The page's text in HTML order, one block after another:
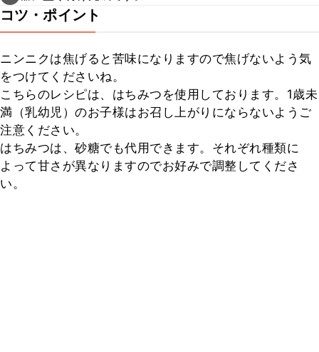
コツ・ポイント
ニンニクは焦げると苦味になりますので焦げないよう気
をつけてくださいね。
こちらのレシピは、はちみつを使用しております。1歳未
満（乳幼児）のお子様はお召し上がりにならないようご
注意ください。
はちみつは、砂糖でも代用できます。それぞれ種類に
よって甘さが異なりますのでお好みで調整してくださ
い。